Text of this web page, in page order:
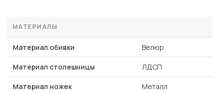
МАТЕРИАЛЫ
Материал обивки Велюр
Материал столешницы ЛДСП
Материал ножек Металл